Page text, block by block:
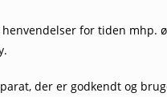
henvendelser for tiden mhp.
der er godkendt og